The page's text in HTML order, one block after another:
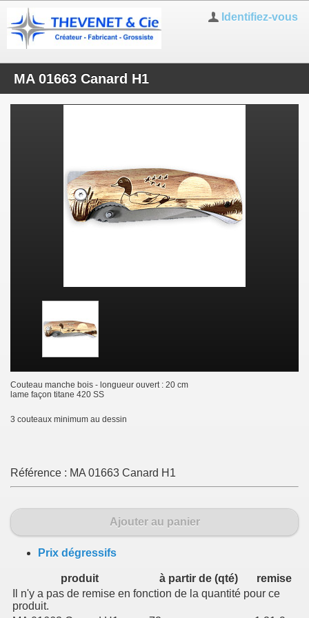
Identifiez-vous
MA 01663 Canard H1
Couteau manche bois - longueur ouvert : 20 cm
lame façon titane 420 SS
3 couteaux minimum au dessin
Référence : MA 01663 Canard H1
Ajouter au panier
Prix dégressifs
produit à partir de (qté)
remise
Il n'y a pas de remise en fonction de la quantité pour ce
produit.